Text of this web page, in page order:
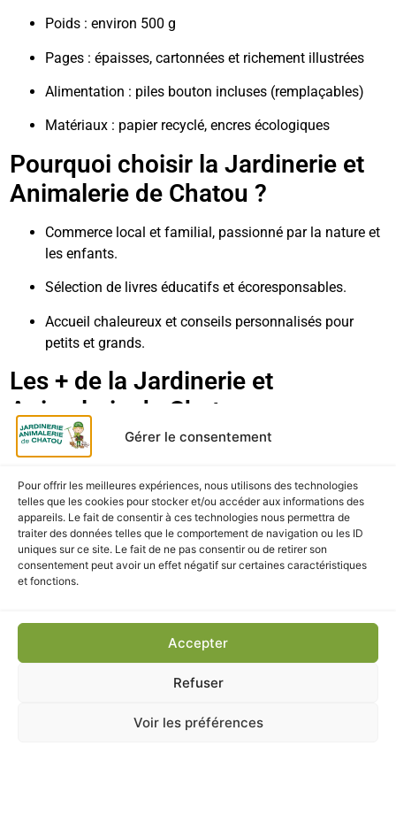
Gérer le consentement
Pour offrir les meilleures expériences, nous utilisons des technologies
telles que les cookies pour stocker et/ou accéder aux informations des
appareils. Le fait de consentir à ces technologies nous permettra de
traiter des données telles que le comportement de navigation ou les ID
uniques sur ce site. Le fait de ne pas consentir ou de retirer son
consentement peut avoir un effet négatif sur certaines caractéristiques
et fonctions.
Accepter
Refuser
Voir les préférences
Poids : environ 500 g
Pages : épaisses, cartonnées et richement illustrées
Alimentation : piles bouton incluses (remplaçables)
Matériaux : papier recyclé, encres écologiques
Pourquoi choisir la Jardinerie et
Animalerie de Chatou ?
Commerce local et familial, passionné par la nature et
les enfants.
Sélection de livres éducatifs et écoresponsables.
Accueil chaleureux et conseils personnalisés pour
petits et grands.
Les + de la Jardinerie et
Animalerie de Chatou
Retrait gratuit en magasin sous 2h
Livraison rapide en France métropolitaine
Produits pédagogiques et respectueux de
l’environnement
Emballage cadeau écologique disponible sur demande
à la Jardinerie et Animalerie de Chatou
sous 48 à 72h
Emballage soigné, recyclable et sans plastique